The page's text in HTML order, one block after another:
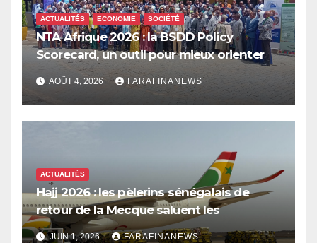
ACTUALITÉS ECONOMIE SOCIÉTÉ
NTA Afrique 2026 : la BSDD Policy
Scorecard, un outil pour mieux orienter
les dépenses publiques
AOÛT 4, 2026 FARAFINANEWS
ACTUALITÉS
Hajj 2026 : les pèlerins sénégalais de
retour de la Mecque saluent les
innovations d’Air Sénégal SA
JUIN 1, 2026 FARAFINANEWS